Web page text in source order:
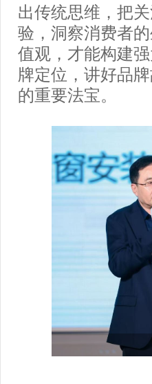
出传统思维，把
验，洞察消费者
值观，才能构建
牌定位，讲好品
的重要法宝。